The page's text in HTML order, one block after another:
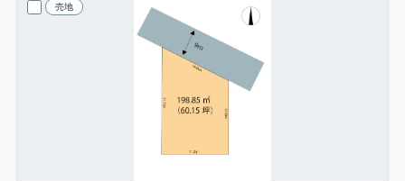
売地